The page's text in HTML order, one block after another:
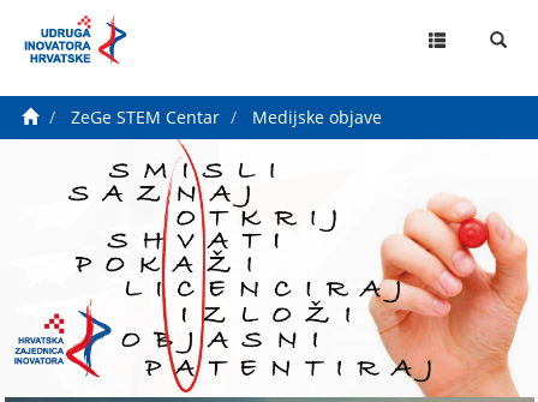
MENU
ZeGe STEM Centar Medijske objave